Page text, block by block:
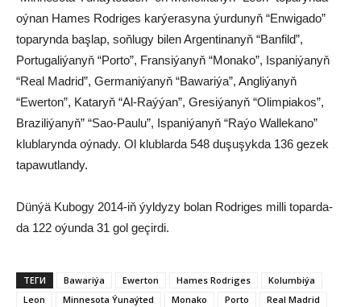
oýnan Hames Rodriges karýerasyna ýurdunyň “Enwigado”
toparynda başlap, soňlugy bilen Argentinanyň “Banfild”,
Portugaliýanyň “Porto”, Fransiýanyň “Monako”, Ispaniýanyň
“Real Madrid”, Germaniýanyň “Bawariýa”, Angliýanyň
“Ewerton”, Kataryň “Al-Raýýan”, Gresiýanyň “Olimpiakos”,
Braziliýanyň” “Sao-Paulu”, Ispaniýanyň “Raýo Wallekano”
klublarynda oýnady. Ol klublarda 548 duşuşykda 136 gezek
tapawutlandy.
Dünýä Kubogy 2014-iň ýyldyzy bolan Rodriges milli toparda-
da 122 oýunda 31 gol geçirdi.
ТЕГИ Bawariýa Ewerton Hames Rodriges
Kolumbiýa
Leon
Minnesota Ýunaýted Monako Porto Real Madrid